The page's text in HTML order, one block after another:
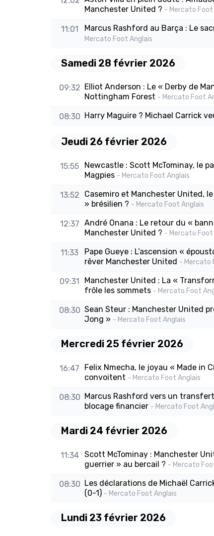
Manchester United ? - Mercato Foot
11:01 Marcus Rashford au Barça : Le
Mercato Foot Anglais
Samedi 28 février 2026
09:32 Elliot Anderson : Le « Derby de
Nottingham Forest - Mercato Foot
08:30 Harry Maguire ? Michael Carrick
Jeudi 26 février 2026
15:55
Newcastle : Scott McTominay, le
Magpies - Mercato Foot Anglais
13:52
Casemiro et Manchester United,
» brésilien ? - Mercato Foot Anglais
12:37 André Onana : Le retour du «
Manchester United ? - Mercato Foot
11:33
Pape Gueye : L’ascension «
rêver Manchester United - Mercato
09:31
Manchester United : La «
frôle les sommets - Mercato Foot
08:30 Sean Steur : Manchester United
Jong » - Mercato Foot Anglais
Mercredi 25 février 2026
16:47
Felix Nmecha, le joyau « Made in
convoitent - Mercato Foot Anglais
08:30 Marcus Rashford vers un
blocage financier - Mercato Foot
Mardi 24 février 2026
11:34 Scott McTominay : Manchester
guerrier » au bercail ? - Mercato
08:30 Les déclarations de Michaël
(0-1) - Mercato Foot Anglais
Lundi 23 février 2026